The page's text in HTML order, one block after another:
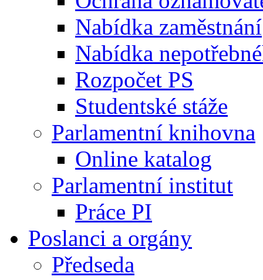
Nabídka zaměstnání
Nabídka
Rozpočet PS
Studentské stáže
Parlamentní knihovna
Online katalog
Parlamentní institut
Práce PI
Poslanci a orgány
Předseda